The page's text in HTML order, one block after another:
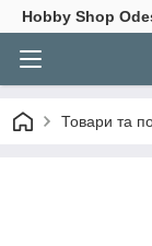
Hobbу Shop
Товари та